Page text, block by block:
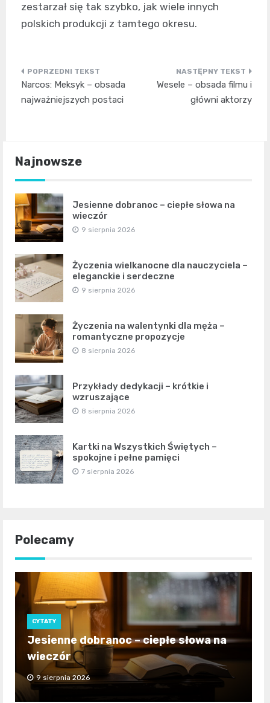
zestarzał się tak szybko, jak wiele innych
polskich produkcji z tamtego okresu.
Nawigacja
wpisu
Narcos: Meksyk – obsada
najważniejszych postaci
Wesele – obsada filmu i
główni aktorzy
Najnowsze
Jesienne dobranoc – ciepłe słowa na
wieczór
9 sierpnia 2026
Życzenia wielkanocne dla nauczyciela –
eleganckie i serdeczne
9 sierpnia 2026
Życzenia na walentynki dla męża –
romantyczne propozycje
8 sierpnia 2026
Przykłady dedykacji – krótkie i
wzruszające
8 sierpnia 2026
Kartki na Wszystkich Świętych –
spokojne i pełne pamięci
7 sierpnia 2026
Polecamy
CYTATY
Jesienne dobranoc – ciepłe słowa na
wieczór
9 sierpnia 2026